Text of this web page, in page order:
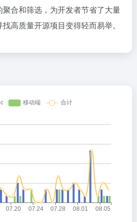
合和筛选，为开发者节省了大量
高质量开源项目变得轻而易举。